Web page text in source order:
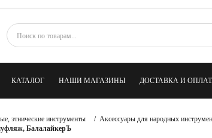
КАТАЛОГ НАШИ МАГАЗИНЫ ДОСТАВКА И
БЛОГэтнические инструменты / Аксессуары для народных
БалалайкерЪ